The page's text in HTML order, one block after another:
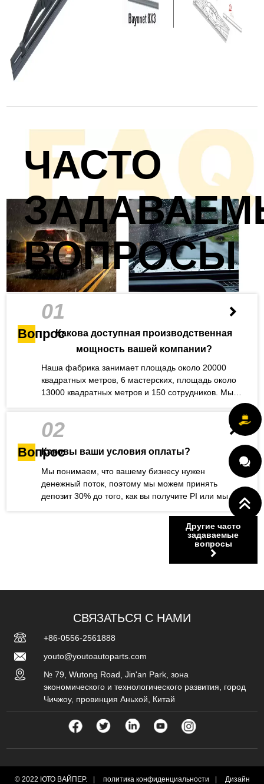
ЧАСТО
ВОПРОСЫ
01
ВопросКакова доступная производственная
мощность вашей компании?
Наша фабрика занимает площадь около 20000
квадратных метров, 6 мастерских, площадь около
13000 квадратных метров и 150 сотрудников. Мы
40000 салфеток при достаточной производственной
мощности. Возможно у вас есть вопрос
02
ВопросКаковы ваши условия оплаты?
Мы понимаем, что вашему бизнесу нужен
денежный поток, поэтому мы можем принять
депозит 30% до того, как вы получите PI или мы
оформлять заказ для выхода на производственную
линию. После того, как производство продукта
завершено, вы распределяете остаток 70%. После
Другие часто
задаваемые
вопросы
СВЯЗАТЬСЯ С НАМИ
+86-0556-2561888
youto@youtoautoparts.com
№ 79, Wutong Road, Jin'an Park, зона
экономического и технологического развития, город
Чичжоу, провинция Аньхой, Китай
© 2022 ЮТО ВАЙПЕР. политика конфиденциальности Дизайн